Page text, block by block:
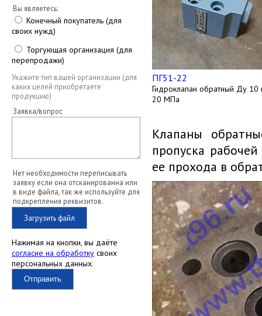
Вы являетесь:
Конечный покупатель (для
своих нужд)
Торгующая организация (для
перепродажи)
Укажите тип вашей организации (для
каких целей приобретаете
продукцию)
Заявка/вопрос
Нет необходимости переписывать
заявку если она отсканированна или
в виде файла, так же используйте для
подкрепления реквизитов.
Загрузить файл
Нажимая на кнопки, вы даёте
согласие на обработку своих
персональных данных.
Отправить
ПГ51-22
Гидроклапан обратный Ду 10
20 МПа
Клапаны
пропуска
ее прохода в